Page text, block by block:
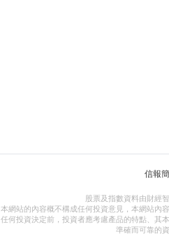
信報
股票及指數資料由財經
本網站的內容概不構成任何投資意見，本網站內
任何投資決定前，投資者應考慮產品的特點、其
準確而可靠的